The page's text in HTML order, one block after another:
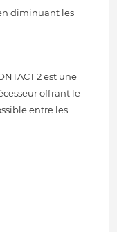
diminuant les
2 est une
offrant le
entre les